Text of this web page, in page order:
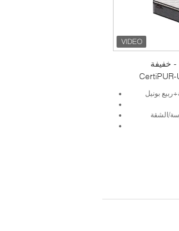
- خفيفة
بونيل
الشقة